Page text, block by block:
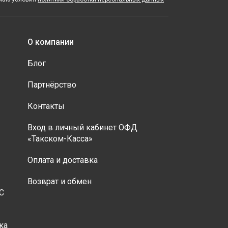
О компании
Блог
Партнёрство
Контакты
Вход в личный кабинет ОФД
«Такском-Касса»
Оплата и доставка
Возврат и обмен